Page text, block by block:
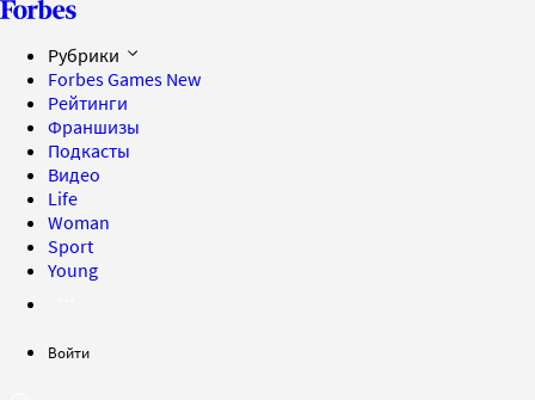
Рубрики
Forbes Games New
Рейтинги
Франшизы
Подкасты
Видео
Life
Woman
Sport
Young
Войти